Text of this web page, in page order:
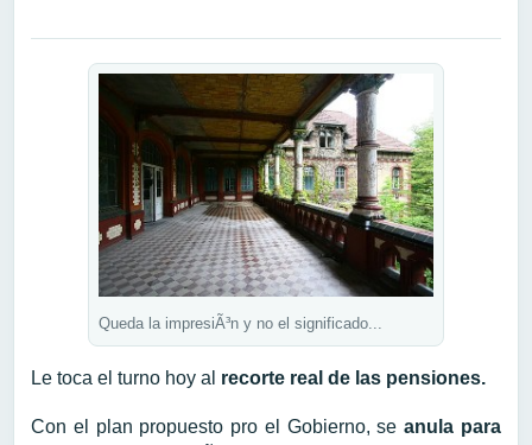
Queda la impresiÃ³n y no el significado...
Le toca el turno hoy al recorte real de las pensiones.
Con el plan propuesto pro el Gobierno, seanula para